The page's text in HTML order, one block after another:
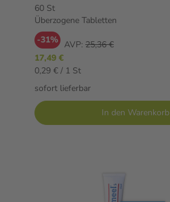
60 St
Überzogene Tabletten
-31% AVP: 25,36 €
17,49 €
0,29 € / 1 St
sofort lieferbar
In den Warenkorb